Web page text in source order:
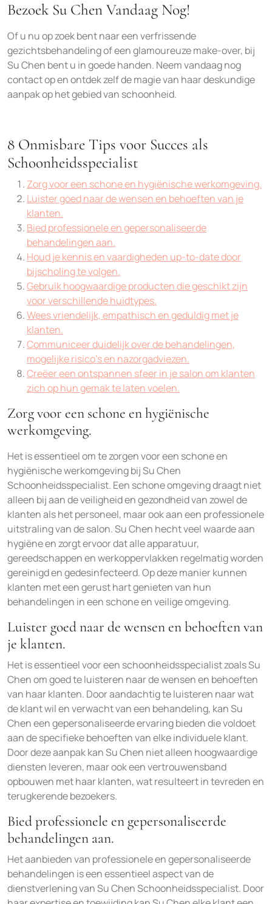
Bezoek Su Chen Vandaag Nog!
Of u nu op zoek bent naar een verfrissende
gezichtsbehandeling of een glamoureuze make-over, bij
Su Chen bent u in goede handen. Neem vandaag nog
contact op en ontdek zelf de magie van haar deskundige
aanpak op het gebied van schoonheid.
8 Onmisbare Tips voor Succes als
Schoonheidsspecialist
Zorg voor een schone en hygiënische werkomgeving.
Luister goed naar de wensen en behoeften van je
klanten.
Bied professionele en gepersonaliseerde
behandelingen aan.
Houd je kennis en vaardigheden up-to-date door
bijscholing te volgen.
Gebruik hoogwaardige producten die geschikt zijn
voor verschillende huidtypes.
Wees vriendelijk, empathisch en geduldig met je
klanten.
Communiceer duidelijk over de behandelingen,
mogelijke risico’s en nazorgadviezen.
Creëer een ontspannen sfeer in je salon om klanten
zich op hun gemak te laten voelen.
Zorg voor een schone en hygiënische
werkomgeving.
Het is essentieel om te zorgen voor een schone en
hygiënische werkomgeving bij Su Chen
Schoonheidsspecialist. Een schone omgeving draagt niet
alleen bij aan de veiligheid en gezondheid van zowel de
klanten als het personeel, maar ook aan een professionele
uitstraling van de salon. Su Chen hecht veel waarde aan
hygiëne en zorgt ervoor dat alle apparatuur,
gereedschappen en werkoppervlakken regelmatig worden
gereinigd en gedesinfecteerd. Op deze manier kunnen
klanten met een gerust hart genieten van hun
behandelingen in een schone en veilige omgeving.
Luister goed naar de wensen en behoeften van
je klanten.
Het is essentieel voor een schoonheidsspecialist zoals Su
Chen om goed te luisteren naar de wensen en behoeften
van haar klanten. Door aandachtig te luisteren naar wat
de klant wil en verwacht van een behandeling, kan Su
Chen een gepersonaliseerde ervaring bieden die voldoet
aan de specifieke behoeften van elke individuele klant.
Door deze aanpak kan Su Chen niet alleen hoogwaardige
diensten leveren, maar ook een vertrouwensband
opbouwen met haar klanten, wat resulteert in tevreden en
terugkerende bezoekers.
Bied professionele en gepersonaliseerde
behandelingen aan.
Het aanbieden van professionele en gepersonaliseerde
behandelingen is een essentieel aspect van de
dienstverlening van Su Chen Schoonheidsspecialist. Door